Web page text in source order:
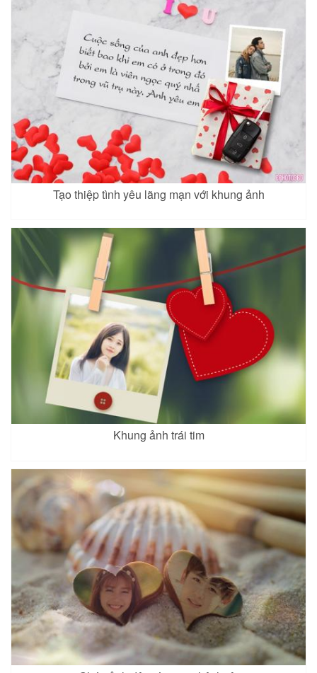
Tạo thiệp tình yêu lãng mạn với khung ảnh
Khung ảnh trái tim